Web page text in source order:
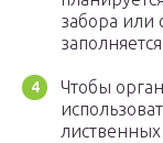
забора или
Чтобы